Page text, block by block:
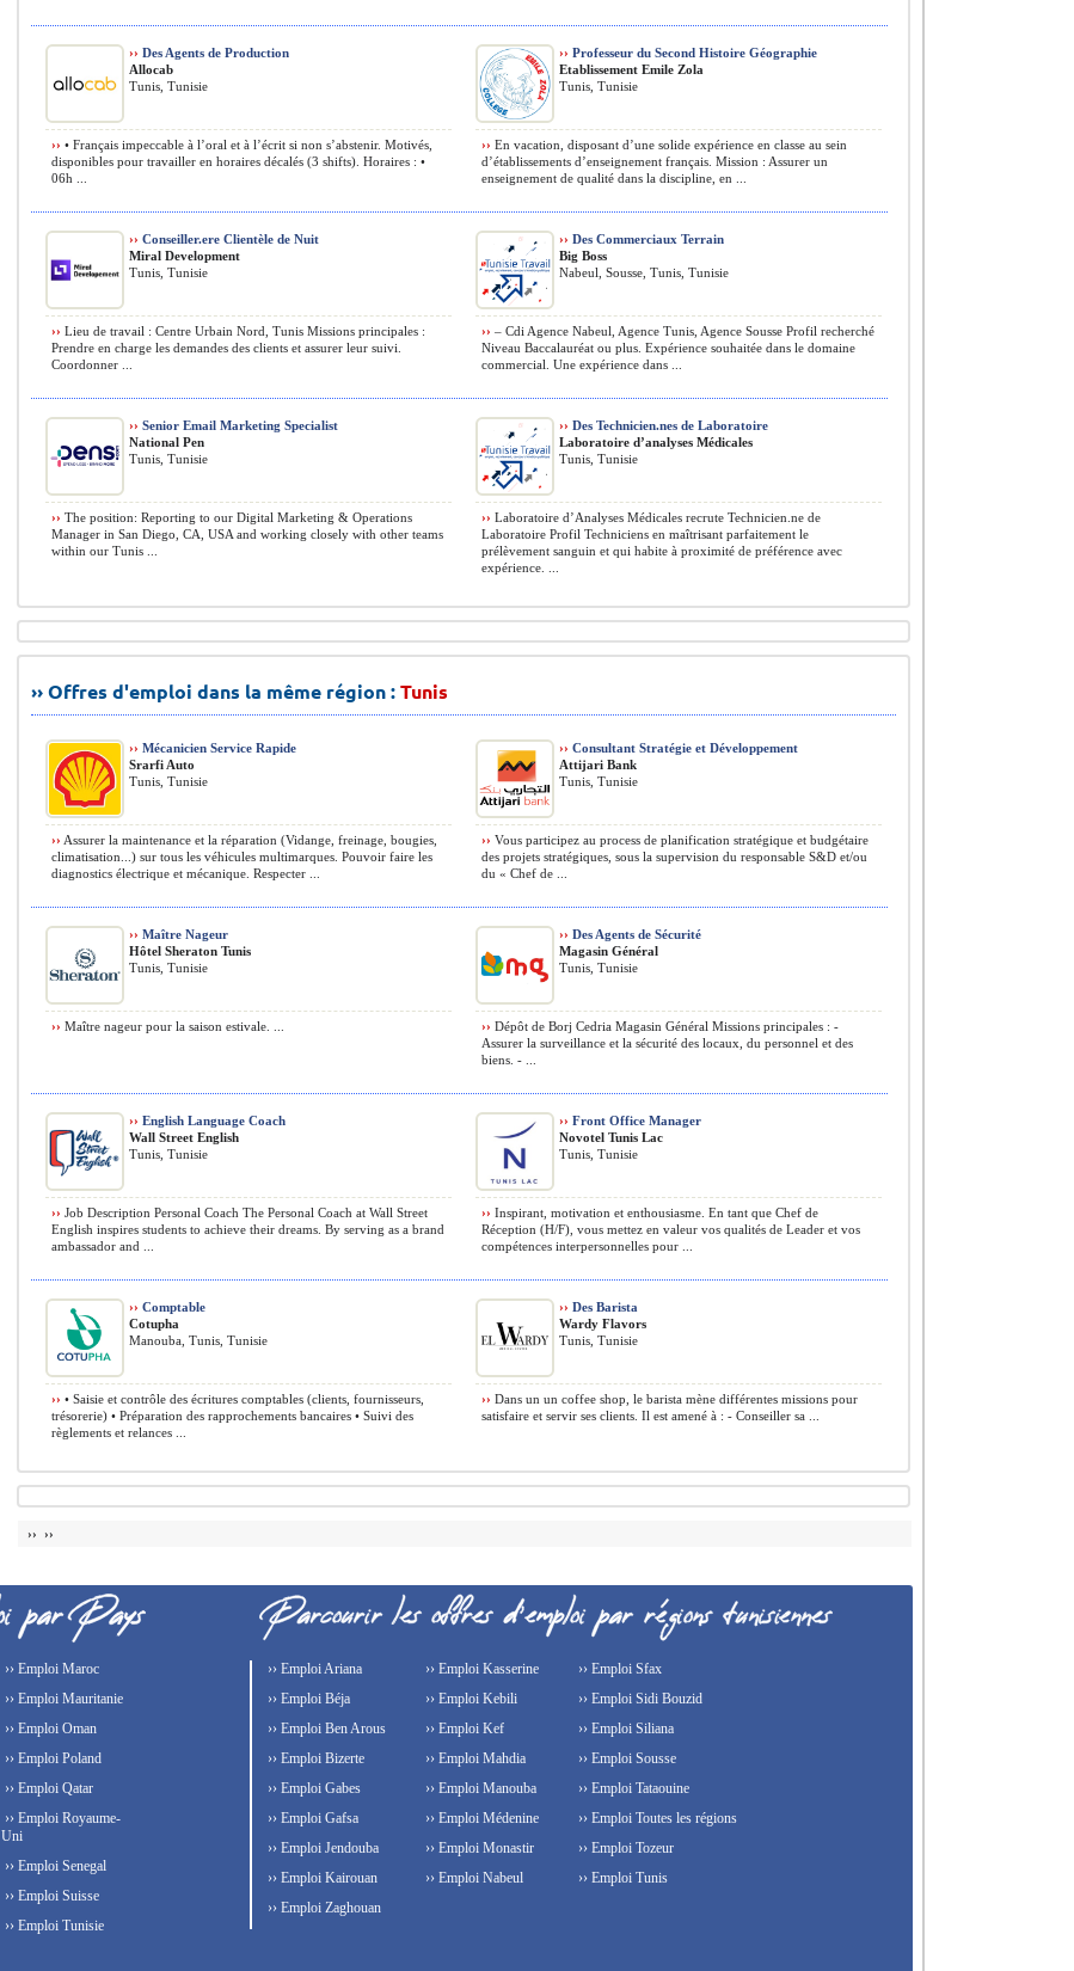
›› Des Agents de Production
Allocab
Tunis, Tunisie
›› • Français impeccable à l’oral et à l’écrit si non s’abstenir. Motivés,
disponibles pour travailler en horaires décalés (3 shifts). Horaires : •
06h ...
›› Professeur du Second Histoire Géographie
Etablissement Emile Zola
Tunis, Tunisie
›› En vacation, disposant d’une solide expérience en classe au sein
d’établissements d’enseignement français. Mission : Assurer un
enseignement de qualité dans la discipline, en ...
›› Conseiller.ere Clientèle de Nuit
Miral Development
Tunis, Tunisie
›› Lieu de travail : Centre Urbain Nord, Tunis Missions principales :
Prendre en charge les demandes des clients et assurer leur suivi.
Coordonner ...
›› Des Commerciaux Terrain
Big Boss
Nabeul, Sousse, Tunis, Tunisie
›› – Cdi Agence Nabeul, Agence Tunis, Agence Sousse Profil recherché
Niveau Baccalauréat ou plus. Expérience souhaitée dans le domaine
commercial. Une expérience dans ...
›› Senior Email Marketing Specialist
National Pen
Tunis, Tunisie
›› The position: Reporting to our Digital Marketing & Operations
Manager in San Diego, CA, USA and working closely with other teams
within our Tunis ...
›› Des Technicien.nes de Laboratoire
Laboratoire d’analyses Médicales
Tunis, Tunisie
›› Laboratoire d’Analyses Médicales recrute Technicien.ne de
Laboratoire Profil Techniciens en maîtrisant parfaitement le
prélèvement sanguin et qui habite à proximité de préférence avec
expérience. ...
›› Offres d'emploi dans la même région :Tunis
›› Mécanicien Service Rapide
Srarfi Auto
Tunis, Tunisie
›› Assurer la maintenance et la réparation (Vidange, freinage, bougies,
climatisation...) sur tous les véhicules multimarques. Pouvoir faire les
diagnostics électrique et mécanique. Respecter ...
›› Consultant Stratégie et Développement
Attijari Bank
Tunis, Tunisie
›› Vous participez au process de planification stratégique et budgétaire
des projets stratégiques, sous la supervision du responsable S&D et/ou
du « Chef de ...
›› Maître Nageur
Hôtel Sheraton Tunis
Tunis, Tunisie
›› Maître nageur pour la saison estivale. ...
›› Des Agents de Sécurité
Magasin Général
Tunis, Tunisie
›› Dépôt de Borj Cedria Magasin Général Missions principales : -
Assurer la surveillance et la sécurité des locaux, du personnel et des
biens. - ...
›› English Language Coach
Wall Street English
Tunis, Tunisie
›› Job Description Personal Coach The Personal Coach at Wall Street
English inspires students to achieve their dreams. By serving as a brand
ambassador and ...
›› Front Office Manager
Novotel Tunis Lac
Tunis, Tunisie
›› Inspirant, motivation et enthousiasme. En tant que Chef de
Réception (H/F), vous mettez en valeur vos qualités de Leader et vos
compétences interpersonnelles pour ...
›› Comptable
Cotupha
Manouba, Tunis, Tunisie
›› • Saisie et contrôle des écritures comptables (clients, fournisseurs,
trésorerie) • Préparation des rapprochements bancaires • Suivi des
règlements et relances ...
›› Des Barista
Wardy Flavors
Tunis, Tunisie
›› Dans un un coffee shop, le barista mène différentes missions pour
satisfaire et servir ses clients. Il est amené à : - Conseiller sa ...
›› ››
›› Emploi Maroc
›› Emploi Mauritanie
›› Emploi Oman
›› Emploi Poland
›› Emploi Qatar
›› Emploi Royaume-
Uni
›› Emploi Senegal
›› Emploi Suisse
›› Emploi Tunisie
›› Emploi Ariana
›› Emploi Béja
›› Emploi Ben Arous
›› Emploi Bizerte
›› Emploi Gabes
›› Emploi Gafsa
›› Emploi Jendouba
›› Emploi Kairouan
›› Emploi Kasserine
›› Emploi Kebili
›› Emploi Kef
›› Emploi Mahdia
›› Emploi Manouba
›› Emploi Médenine
›› Emploi Monastir
›› Emploi Nabeul
›› Emploi Sfax
›› Emploi Sidi Bouzid
›› Emploi Siliana
›› Emploi Sousse
›› Emploi Tataouine
›› Emploi Toutes les régions
›› Emploi Tozeur
›› Emploi Tunis
›› Emploi Zaghouan